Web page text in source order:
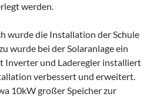
werden.
wurde die Installation der Schule
wurde bei der Solaranlage ein
Inverter und Laderegler installiert
verbessert und erweitert.
10kW großer Speicher zur